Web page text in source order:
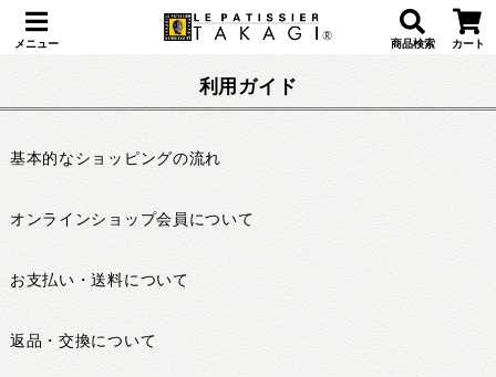
メニュー 商品検索 カート
利用ガイド
基本的なショッピングの流れ
オンラインショップ会員について
お支払い・送料について
返品・交換について